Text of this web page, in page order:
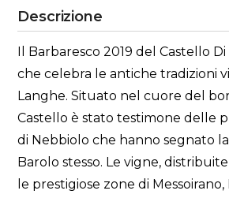
Descrizione
Il Barbaresco 2019 del Castello
che celebra le antiche tradizioni
Langhe. Situato nel cuore del
Castello è stato testimone delle
di Nebbiolo che hanno segnato la
Barolo stesso. Le vigne,
le prestigiose zone di